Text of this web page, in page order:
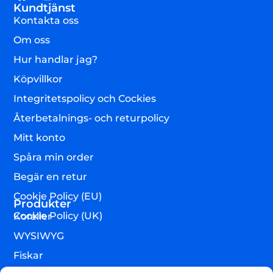
Kundtjänst
Kontakta oss
Om oss
Hur handlar jag?
Köpvillkor
Integritetspolicy och Cockies
Återbetalnings- och returpolicy
Mitt konto
Spåra min order
Begär en retur
Cookie Policy (EU)
Cookie Policy (UK)
Produkter
Koraller
WYSIWYG
Fiskar